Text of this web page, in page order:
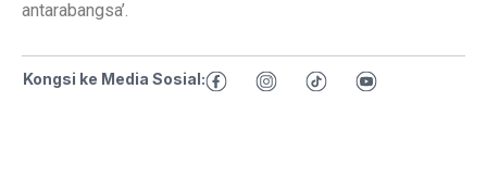
antarabangsa’.
Kongsi ke Media Sosial: